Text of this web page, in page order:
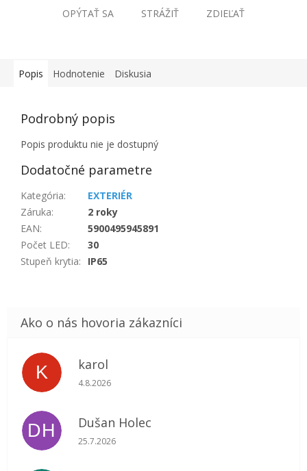
OPÝTAŤ SA STRÁŽIŤ ZDIEĽAŤ
Popis Hodnotenie Diskusia
Podrobný popis
Popis produktu nie je dostupný
Dodatočné parametre
Kategória:
EXTERIÉR
Záruka:
2 roky
EAN:
5900495945891
Počet LED:
30
Stupeň krytia: IP65
K karol
Hodnotenie obchodu je 5 z 5 hviezdičiek.
4.8.2026
DH Dušan Holec
Hodnotenie obchodu je 5 z 5 hviezdičiek.
25.7.2026